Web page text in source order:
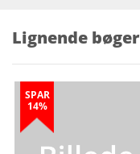
Lignende bøger
SPAR
14%